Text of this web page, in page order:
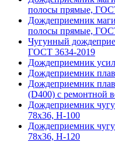
полосы прямые,
Дождеприемник
полосы прямые,
Чугунный
ГОСТ 3634-2019
Дождеприемник
Дождеприемник
Дождеприемник
(D400) с ремонтной
Дождеприемник
78х36, Н-100
Дождеприемник
78х36, Н-120